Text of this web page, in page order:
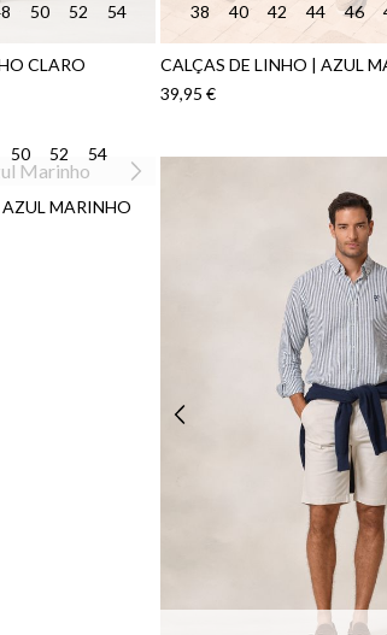
50 52 54
CLARO
38 40 42 44 46
CALÇAS DE LINHO | AZUL
39,95 €
50 52 54
MARINHO